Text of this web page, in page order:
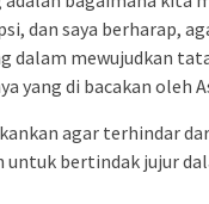
dan saya berharap,
dalam mewujudkan
yang di bacakan oleh
agar terhindar
bertindak jujur